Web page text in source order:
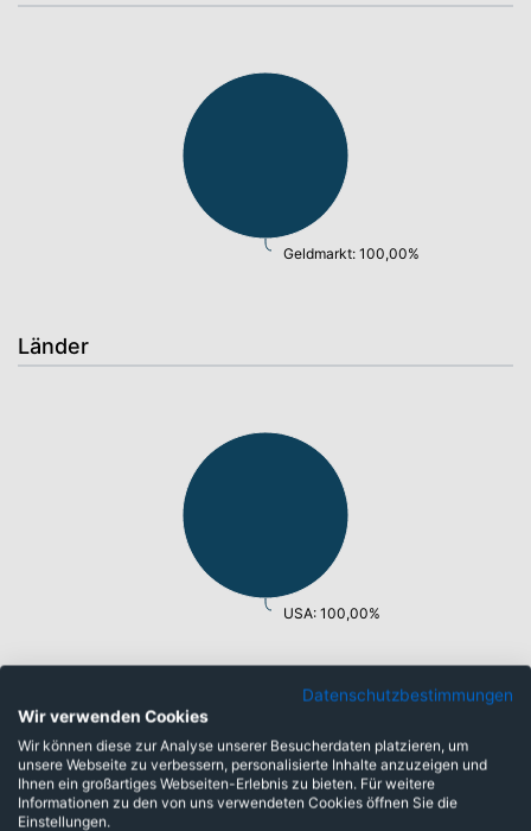
Geldmarkt: 100,00%
Länder
USA: 100,00%
Laufzeiten
Datenschutzbestimmungen
Wir verwenden Cookies
Wir können diese zur Analyse unserer Besucherdaten platzieren, um
unsere Webseite zu verbessern, personalisierte Inhalte anzuzeigen und
Ihnen ein großartiges Webseiten-Erlebnis zu bieten. Für weitere
Informationen zu den von uns verwendeten Cookies öffnen Sie die
Einstellungen.